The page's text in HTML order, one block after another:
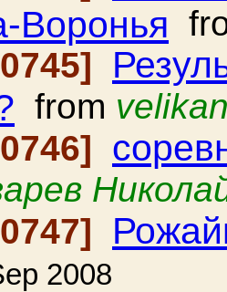
Воронья
from
2008